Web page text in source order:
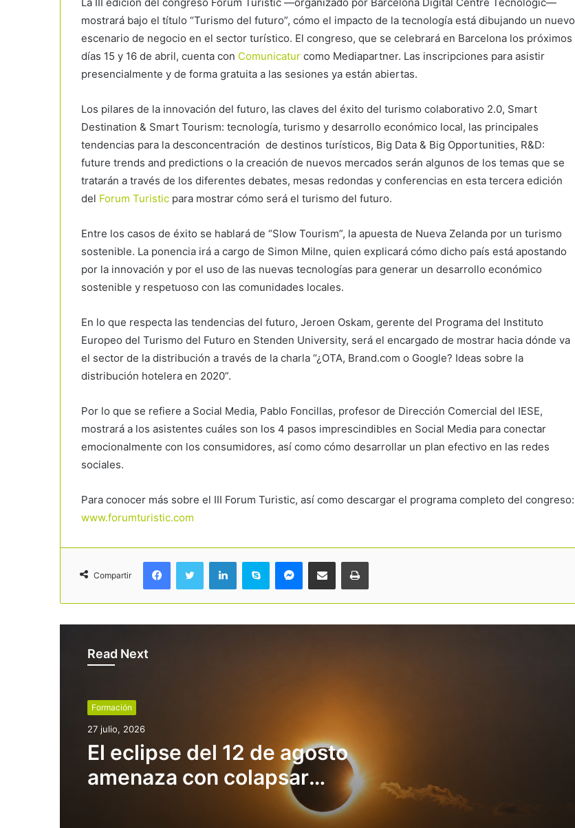
mostrará bajo el título “Turismo del futuro”, cómo el impacto de la tecnología está dibujando un nuevo
escenario de negocio en el sector turístico. El congreso, que se celebrará en Barcelona los próximos
días 15 y 16 de abril, cuenta con Comunicatur como Mediapartner. Las inscripciones para asistir
presencialmente y de forma gratuita a las sesiones ya están abiertas.
Los pilares de la innovación del futuro, las claves del éxito del turismo colaborativo 2.0, Smart
Destination & Smart Tourism: tecnología, turismo y desarrollo económico local, las principales
tendencias para la desconcentración de destinos turísticos, Big Data & Big Opportunities, R&D:
future trends and predictions o la creación de nuevos mercados serán algunos de los temas que se
tratarán a través de los diferentes debates, mesas redondas y conferencias en esta tercera edición
del Forum Turistic para mostrar cómo será el turismo del futuro.
Entre los casos de éxito se hablará de “Slow Tourism”, la apuesta de Nueva Zelanda por un turismo
sostenible. La ponencia irá a cargo de Simon Milne, quien explicará cómo dicho país está apostando
por la innovación y por el uso de las nuevas tecnologías para generar un desarrollo económico
sostenible y respetuoso con las comunidades locales.
En lo que respecta las tendencias del futuro, Jeroen Oskam, gerente del Programa del Instituto
Europeo del Turismo del Futuro en Stenden University, será el encargado de mostrar hacia dónde va
el sector de la distribución a través de la charla “¿OTA, Brand.com o Google? Ideas sobre la
distribución hotelera en 2020”.
Por lo que se refiere a Social Media, Pablo Foncillas, profesor de Dirección Comercial del IESE,
mostrará a los asistentes cuáles son los 4 pasos imprescindibles en Social Media para conectar
emocionalmente con los consumidores, así como cómo desarrollar un plan efectivo en las redes
sociales.
Para conocer más sobre el III Forum Turistic, así como descargar el programa completo del congreso:
www.forumturistic.com
Compartir
Read Next
Formación
27 julio, 2026
El eclipse del 12 de agosto
amenaza con colapsar
destinos turísticos en plena
plena temporada alta
abre una nueva ventana para el
foco en la seguridad de las playas
del Montsec en su nueva etapa de
gestión